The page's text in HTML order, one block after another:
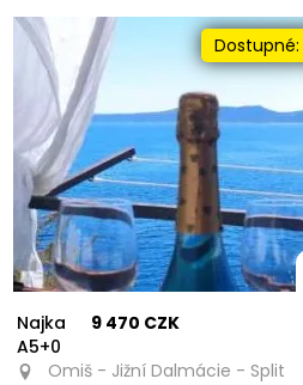
Dostupné:
Najka
A5+0
9 470 CZK
Omiš - Jižní Dalmácie - Split